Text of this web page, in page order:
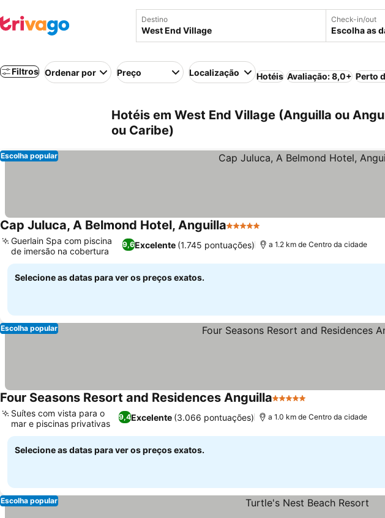
Destino Check-in/out
Escolha as
Filtros Ordenar por Preço Localização Hotéis Avaliação: 8,0+ Perto
Hotéis em West End Village (Anguilla ou
ou Caribe)
Escolha popular
Cap Juluca, A Belmond Hotel, Anguilla5 Estrelas
9,6Excelente (1.745 pontuações)
Guerlain Spa com piscina
de imersão na cobertura
a 1.2 km de Centro da cidade
Selecione as datas para ver os preços exatos.
Escolha popular
Four Seasons Resort and Residences Anguilla5 Estrelas
9,4Excelente (3.066 pontuações)
Suítes com vista para o
mar e piscinas privativas
a 1.0 km de Centro da cidade
Selecione as datas para ver os preços exatos.
Escolha popular